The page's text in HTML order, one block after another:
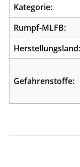
Kategorie:
Rumpf-MLFB:
Herstellungsland:
Gefahrenstoffe: